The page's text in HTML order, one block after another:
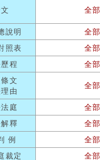
全部
說明
全部
照表
全部
程
全部
文
由
全部
庭 全部
釋
全部
例
全部
裁定
全部